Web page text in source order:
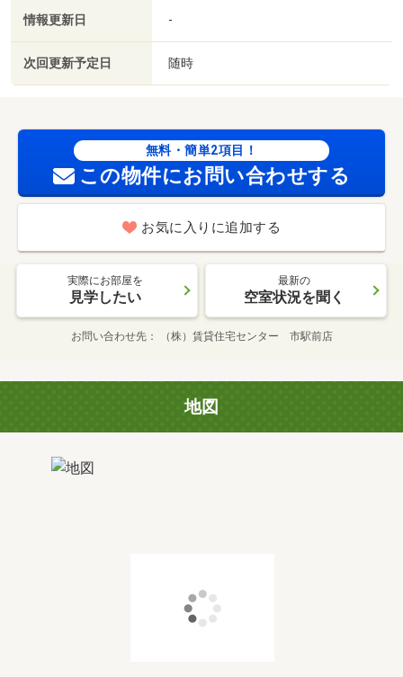
情報更新日 -
次回更新予定日 随時
無料・簡単2項目！
この物件にお問い合わせする
お気に入りに追加する
実際にお部屋を
見学したい
最新の
空室状況を聞く
お問い合わせ先 （株）賃貸住宅センター 市駅前店
地図